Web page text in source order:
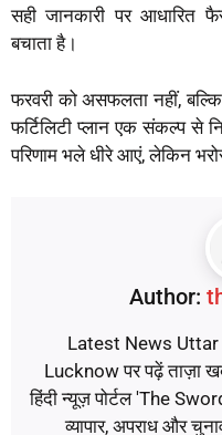
सही जानकारी पर आधारित
बचाता है।
फरवरी को असफलता नहीं,
फर्टिलिटी प्लान एक संकल्प से
परिणाम भले धीरे आएं, लेकिन
Author:
Latest News
Lucknow पर पढ़ें ताज़ा
हिंदी न्यूज़ पोर्टल 'The
व्यापार, अपराध और